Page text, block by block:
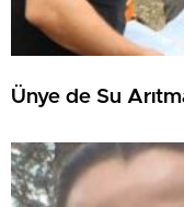
Ünye de Su